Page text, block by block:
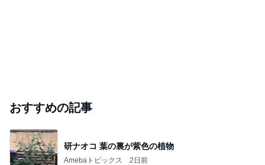
おすすめの記事
研ナオコ 葉の裏が紫色の植物
Amebaトピックス 2日前